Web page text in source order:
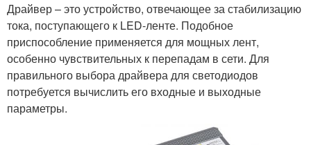
Драйвер – это устройство, отвечающее за стабилизацию
тока, поступающего к LED-ленте. Подобное
приспособление применяется для мощных лент,
особенно чувствительных к перепадам в сети. Для
правильного выбора драйвера для светодиодов
потребуется вычислить его входные и выходные
параметры.